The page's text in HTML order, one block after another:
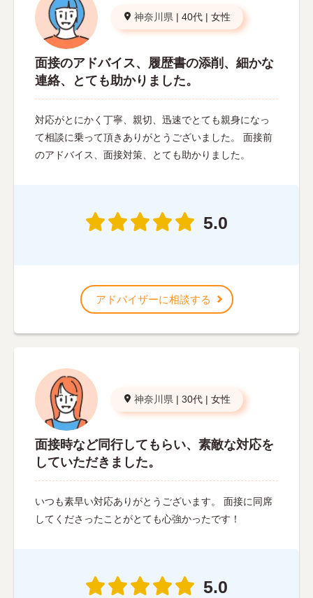
神奈川県 | 40代 | 女性
面接のアドバイス、履歴書の添削、細かな
連絡、とても助かりました。
対応がとにかく丁寧、親切、迅速でとても親身になっ
て相談に乗って頂きありがとうございました。 面接前
のアドバイス、面接対策、とても助かりました。
5.0
アドバイザーに相談する
神奈川県 | 30代 | 女性
面接時など同行してもらい、素敵な対応を
していただきました。
いつも素早い対応ありがとうございます。 面接に同席
してくださったことがとても心強かったです！
5.0